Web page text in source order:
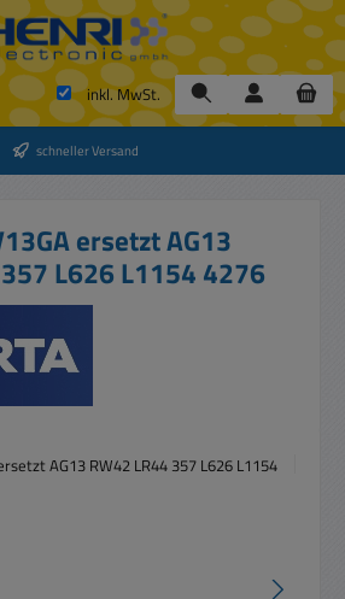
inkl. MwSt.
schneller Versand
ersetzt AG13
L626 L1154 4276